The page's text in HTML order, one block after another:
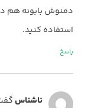
دمنوش بابونه هم
استفاده کنید.
پاسخ
ناشناس